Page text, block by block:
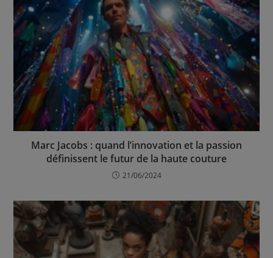
Marc Jacobs : quand l’innovation et la passion
définissent le futur de la haute couture
21/06/2024